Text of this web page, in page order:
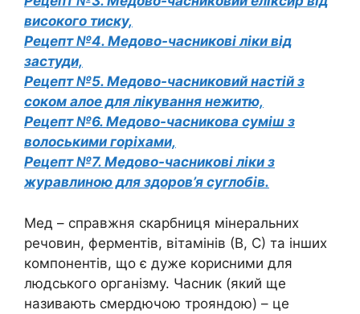
високого тиску,
Рецепт №4. Медово-часникові ліки від
застуди,
Рецепт №5. Медово-часниковий настій з
соком алое для лікування нежитю,
Рецепт №6. Медово-часникова суміш з
волоськими горіхами,
Рецепт №7. Медово-часникові ліки з
журавлиною для здоров’я суглобів.
Мед – справжня скарбниця мінеральних
речовин, ферментів, вітамінів (В, С) та інших
компонентів, що є дуже корисними для
людського організму. Часник (який ще
називають смердючою трояндою) – це